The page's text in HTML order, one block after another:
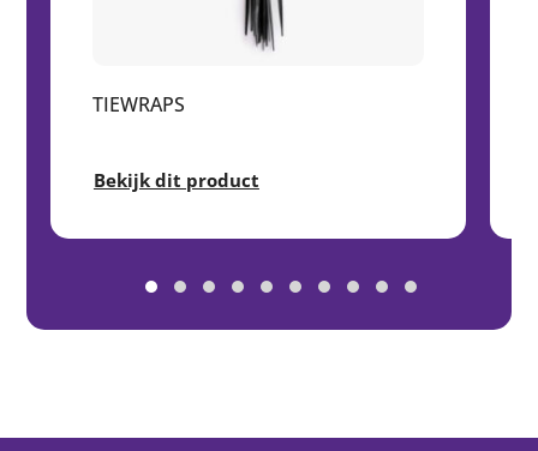
TIEWRAPS
Bekijk dit product